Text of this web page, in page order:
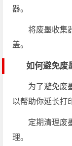
器。
将废墨收集
盖。
如何避免废
为了避免废
以帮助你延长打
定期清理废
理。